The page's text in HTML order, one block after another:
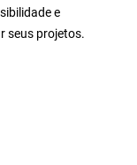
e
seus projetos.